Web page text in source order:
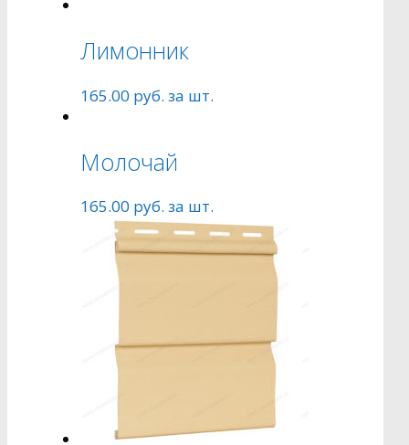
Лимонник
165.00 руб. за шт.
Молочай
165.00 руб. за шт.